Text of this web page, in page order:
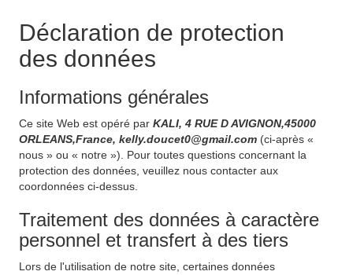
Déclaration de protection
des données
Informations générales
Ce site Web est opéré par KALI, 4 RUE D AVIGNON,45000
ORLEANS,France, kelly.doucet0@gmail.com (ci-après «
nous » ou « notre »). Pour toutes questions concernant la
protection des données, veuillez nous contacter aux
coordonnées ci-dessus.
Traitement des données à caractère
personnel et transfert à des tiers
Lors de l'utilisation de notre site, certaines données